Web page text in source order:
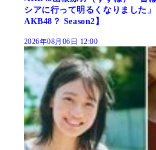
シアに行って明るくなりました
AKB48？ Season2】
2026年08月06日 12:00